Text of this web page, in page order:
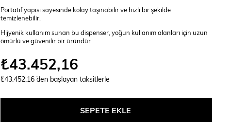
Portatif yapısı sayesinde kolay taşınabilir ve hızlı bir şekilde
temizlenebilir.
Hijyenik kullanım sunan bu dispenser, yoğun kullanım alanları için uzun
ömürlü ve güvenilir bir üründür.
₺43.452,16
₺43.452,16 `den başlayan taksitlerle